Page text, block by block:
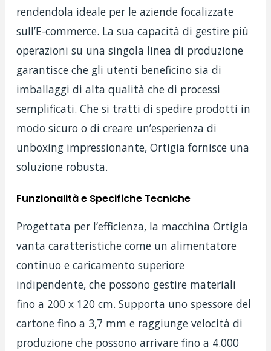
rendendola ideale per le aziende focalizzate
sull’E-commerce. La sua capacità di gestire più
operazioni su una singola linea di produzione
garantisce che gli utenti beneficino sia di
imballaggi di alta qualità che di processi
semplificati. Che si tratti di spedire prodotti in
modo sicuro o di creare un’esperienza di
unboxing impressionante, Ortigia fornisce una
soluzione robusta.
Funzionalità e Specifiche Tecniche
Progettata per l’efficienza, la macchina Ortigia
vanta caratteristiche come un alimentatore
continuo e caricamento superiore
indipendente, che possono gestire materiali
fino a 200 x 120 cm. Supporta uno spessore del
cartone fino a 3,7 mm e raggiunge velocità di
produzione che possono arrivare fino a 4.000